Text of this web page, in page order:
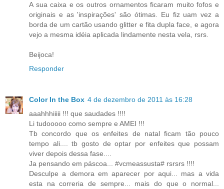
A sua caixa e os outros ornamentos ficaram muito fofos e
originais e as 'inspirações' são ótimas. Eu fiz uam vez a
borda de um cartão usando glitter e fita dupla face, e agora
vejo a mesma idéia aplicada lindamente nesta vela, rsrs.
Beijoca!
Responder
Color In the Box 4 de dezembro de 2011 às 16:28
aaahhhiiiii !!! que saudades !!!!
Li tudooooo como sempre e AMEI !!!
Tb concordo que os enfeites de natal ficam tão pouco
tempo ali.... tb gosto de optar por enfeites que possam
viver depois dessa fase....
Ja pensando em páscoa... #vcmeassusta# rsrsrs !!!!
Desculpe a demora em aparecer por aqui... mas a vida
esta na correria de sempre... mais do que o normal...